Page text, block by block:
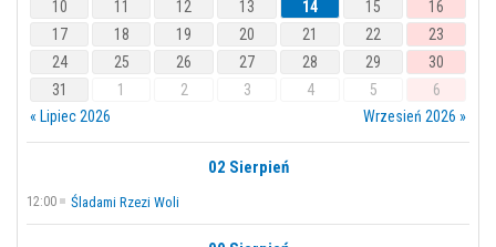
10
11 12 13 14 15
16
17
18 19 20 21 22
23
24
25 26 27 28 29
30
31
1 2 3 4 5
6
« Lipiec 2026
Wrzesień 2026 »
02 Sierpień
12:00 Śladami Rzezi Woli